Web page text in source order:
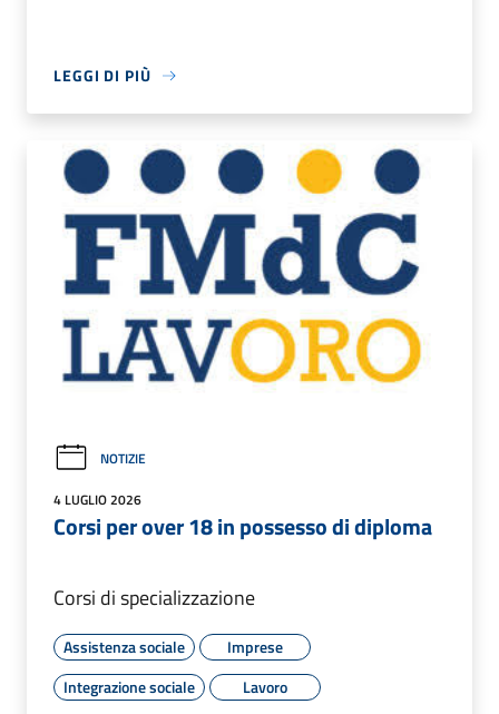
LEGGI DI PIÙ
NOTIZIE
4 LUGLIO 2026
Corsi per over 18 in possesso di diploma
Corsi di specializzazione
Assistenza sociale
Imprese
Integrazione sociale
Lavoro